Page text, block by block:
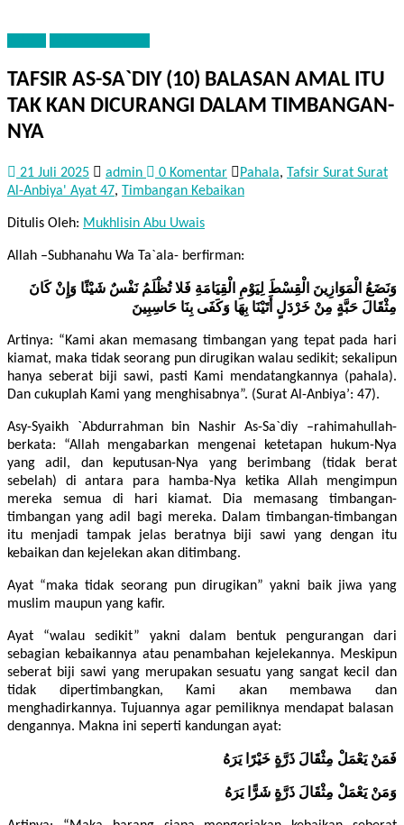
TAFSIR AS-SA`DIY (10) BALASAN AMAL ITU
TAK KAN DICURANGI DALAM TIMBANGAN-
NYA
21 Juli 2025 admin 0 Komentar Pahala, Tafsir Surat Surat
Al-Anbiya' Ayat 47, Timbangan Kebaikan
Ditulis Oleh: Mukhlisin Abu Uwais
Allah –Subhanahu Wa Ta`ala- berfirman:
وَنَضَعُ الْمَوَازِينَ الْقِسْطَ لِيَوْمِ الْقِيَامَةِ فَلا تُظْلَمُ نَفْسٌ شَيْئًا وَإِنْ كَانَ
مِثْقَالَ حَبَّةٍ مِنْ خَرْدَلٍ أَتَيْنَا بِهَا وَكَفَى بِنَا حَاسِبِينَ
Artinya: “Kami akan memasang timbangan yang tepat pada hari
kiamat, maka tidak seorang pun dirugikan walau sedikit; sekalipun
hanya seberat biji sawi, pasti Kami mendatangkannya (pahala).
Dan cukuplah Kami yang menghisabnya”. (Surat Al-Anbiya’: 47).
Asy-Syaikh `Abdurrahman bin Nashir As-Sa`diy –rahimahullah-
berkata: “Allah mengabarkan mengenai ketetapan hukum-Nya
yang adil, dan keputusan-Nya yang berimbang (tidak berat
sebelah) di antara para hamba-Nya ketika Allah mengimpun
mereka semua di hari kiamat. Dia memasang timbangan-
timbangan yang adil bagi mereka. Dalam timbangan-timbangan
itu menjadi tampak jelas beratnya biji sawi yang dengan itu
kebaikan dan kejelekan akan ditimbang.
Ayat “maka tidak seorang pun dirugikan” yakni baik jiwa yang
muslim maupun yang kafir.
Ayat “walau sedikit” yakni dalam bentuk pengurangan dari
sebagian kebaikannya atau penambahan kejelekannya. Meskipun
seberat biji sawi yang merupakan sesuatu yang sangat kecil dan
tidak dipertimbangkan, Kami akan membawa dan
menghadirkannya. Tujuannya agar pemiliknya mendapat balasan
dengannya. Makna ini seperti kandungan ayat:
فَمَنْ يَعْمَلْ مِثْقَالَ ذَرَّةٍ خَيْرًا يَرَهُ
وَمَنْ يَعْمَلْ مِثْقَالَ ذَرَّةٍ شَرًّا يَرَهُ